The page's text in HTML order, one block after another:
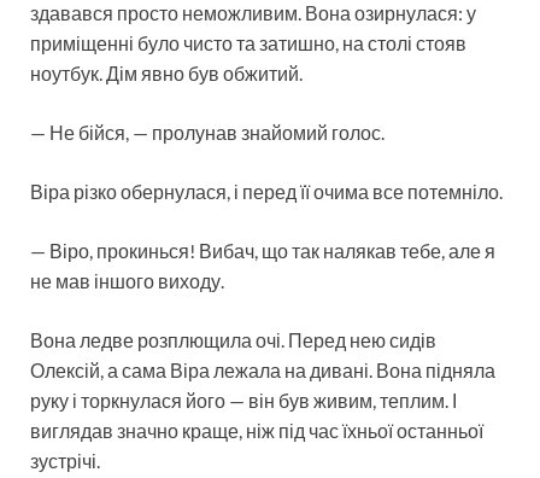
здавався просто неможливим. Вона озирнулася: у
приміщенні було чисто та затишно, на столі стояв
ноутбук. Дім явно був обжитий.
— Не бійся, — пролунав знайомий голос.
Віра різко обернулася, і перед її очима все потемніло.
— Віро, прокинься! Вибач, що так налякав тебе, але я
не мав іншого виходу.
Вона ледве розплющила очі. Перед нею сидів
Олексій, а сама Віра лежала на дивані. Вона підняла
руку і торкнулася його — він був живим, теплим. І
виглядав значно краще, ніж під час їхньої останньої
зустрічі.